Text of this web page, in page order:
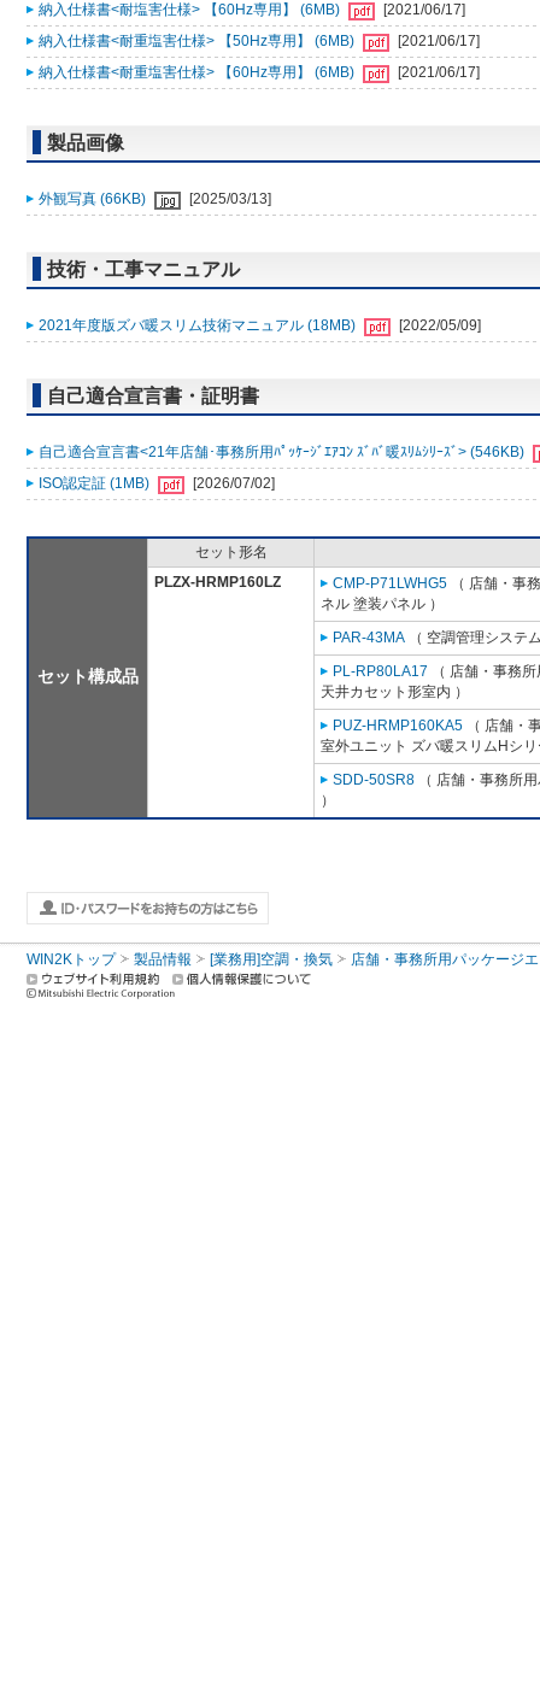
納入仕様書<耐塩害仕様> 【60Hz専用】 (6MB)
[2021/06/17]
納入仕様書<耐重塩害仕様> 【50Hz専用】 (6MB)
[2021/06/17]
納入仕様書<耐重塩害仕様> 【60Hz専用】 (6MB)
[2021/06/17]
製品画像
外観写真 (66KB) [2025/03/13]
技術・工事マニュアル
2021年度版ズバ暖スリム技術マニュアル (18MB) [2022/05/09]
自己適合宣言書・証明書
自己適合宣言書<21年店舗･事務所用ﾊﾟｯｹｰｼﾞｴｱｺﾝ ｽﾞﾊﾞ暖ｽﾘﾑｼﾘｰｽﾞ> (546KB)
ISO認定証 (1MB)
[2026/07/02]
セット構成品
セット形名
PLZX-HRMP160LZ
CMP-P71LWHG5 （ 店舗・事
ネル 塗装パネル ）
PAR-43MA （ 空調管理システ
PL-RP80LA17 （ 店舗・事務
天井カセット形室内 ）
PUZ-HRMP160KA5 （ 店舗・
室外ユニット ズバ暖スリムHシ
SDD-50SR8 （ 店舗・事務所
）
WIN2Kトップ 製品情報 [業務用]空調・換気 店舗・事務所用パッケージ